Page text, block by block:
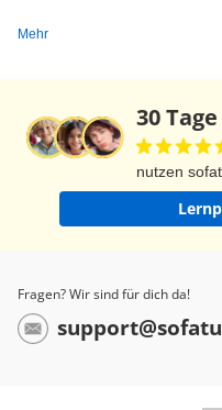
Mehr
30 Tage
nutzen
Fragen? Wir sind für dich da!